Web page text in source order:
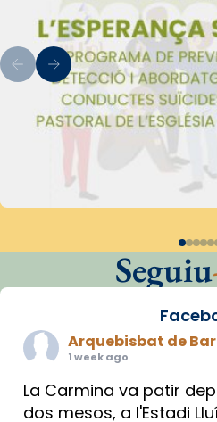
Seguiu
Arquebisbat de
1 week ago
La Carmina va patir
dos mesos, a l'Estadi